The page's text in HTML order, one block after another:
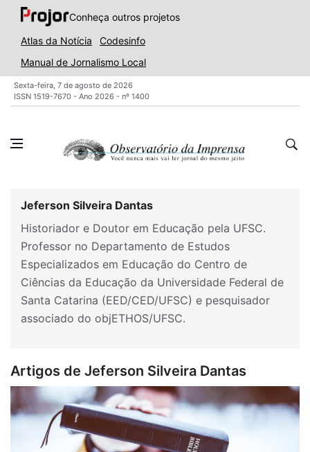
Conheça outros projetos
Atlas da Notícia
Codesinfo
Manual de Jornalismo Local
Sexta-feira, 7 de agosto de 2026
ISSN 1519-7670 - Ano 2026 - nº 1400
Jeferson Silveira Dantas
Historiador e Doutor em Educação pela UFSC.
Professor no Departamento de Estudos
Especializados em Educação do Centro de
Ciências da Educação da Universidade Federal de
Santa Catarina (EED/CED/UFSC) e pesquisador
associado do objETHOS/UFSC.
Artigos de Jeferson Silveira Dantas